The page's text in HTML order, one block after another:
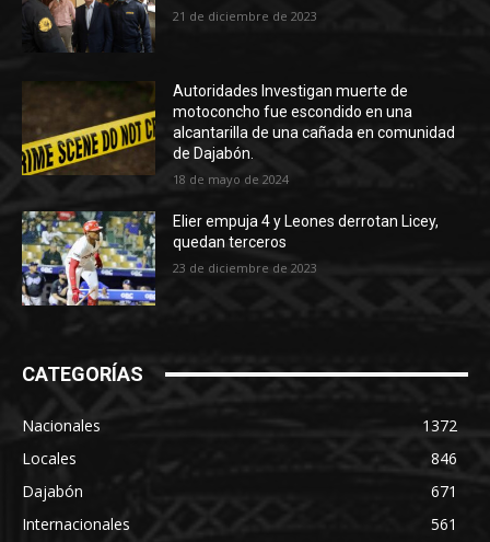
21 de diciembre de 2023
Autoridades Investigan muerte de
motoconcho fue escondido en una
alcantarilla de una cañada en comunidad
de Dajabón.
18 de mayo de 2024
Elier empuja 4 y Leones derrotan Licey,
quedan terceros
23 de diciembre de 2023
CATEGORÍAS
Nacionales
1372
Locales
846
Dajabón
671
Internacionales
561